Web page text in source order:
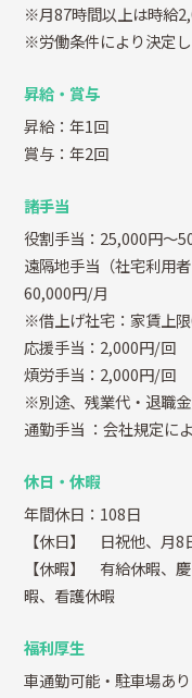
※月87時間以上は時給
※労働条件により決定し
昇給・賞与
昇給：年1回
賞与：年2回
諸手当
役割手当：25,000円～
遠隔地手当（社宅利用
60,000円/月
※借上げ社宅：家賃上
応援手当：2,000円/回
煩労手当：2,000円/回
※別途、残業代・退職
通勤手当 ：会社規定に
休日・休暇
年間休日：108日
【休日】 日祝他、月8
【休暇】 有給休暇、
暇、看護休暇
福利厚生
車通勤可能・駐車場あり